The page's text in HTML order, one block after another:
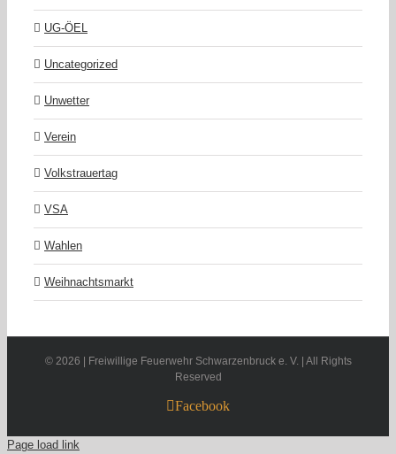
UG-ÖEL
Uncategorized
Unwetter
Verein
Volkstrauertag
VSA
Wahlen
Weihnachtsmarkt
© 2026 | Freiwillige Feuerwehr Schwarzenbruck e. V. | All Rights
Reserved
Facebook
Page load link